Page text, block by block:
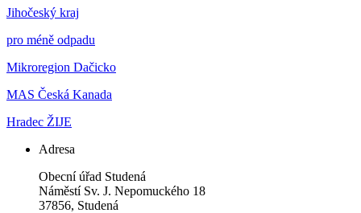
Jihočeský kraj
pro méně odpadu
Mikroregion Dačicko
MAS Česká Kanada
Hradec ŽIJE
Adresa
Obecní úřad Studená
Náměstí Sv. J. Nepomuckého 18
37856, Studená